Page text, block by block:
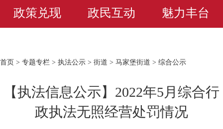
政策兑现 政民互动 魅力丰台
首页 > 专题专栏 > 执法公示 > 街道 > 马家堡街道 > 综合公示
【执法信息公示】2022年5月综合行
政执法无照经营处罚情况